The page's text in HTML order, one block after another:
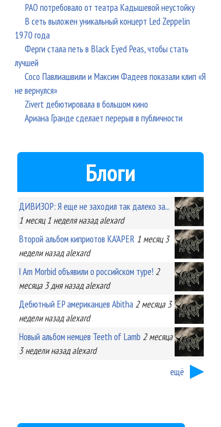
РАО потребовало от театра Кадышевой неустойку
В сеть выложен уникальный концерт Led Zeppelin
1970 года
Ферги стала петь в Black Eyed Peas, чтобы стать
лучшей
Сосо Павлиашвили и Максим Фадеев показали клип «Я
не вернулся»
Zivert дебютировала в большом кино
Ариана Гранде сделает перерыв в публичности
Блоги
ДИВИЗОР: Я еще не заходил так далеко за...
1 месяц 1 неделяназад alexard
Второй альбом киприотов KA'APER 1 месяц 3
неделиназад alexard
I Am Morbid объявили о российском туре! 2
месяца 3 дняназад alexard
Дебютный EP американцев Abitha 2 месяца 3
неделиназад alexard
Новый альбом немцев Teeth of Lamb 2 месяца
3 неделиназад alexard
ещё